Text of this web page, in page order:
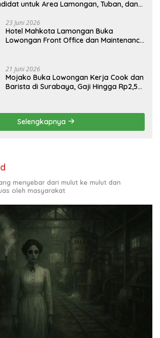
untuk Area Lamongan, Tuban, dan
23 Juni 2026
Hotel Mahkota Lamongan Buka
Lowongan Front Office dan Maintenance
21 Juni 2026
Mojako Buka Lowongan Kerja Cook dan
Barista di Surabaya, Gaji Hingga Rp2,5
Selengkapnya
menyebar dari mulut ke mulut dan
oleh masyarakat